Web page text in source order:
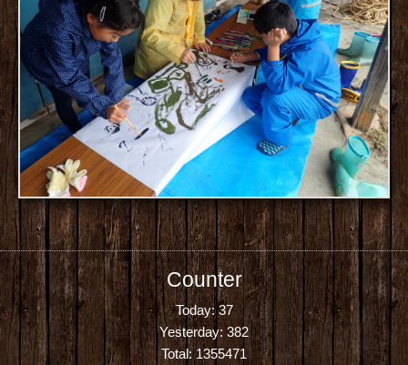
Counter
Today:37
Yesterday:382
Total:1355471